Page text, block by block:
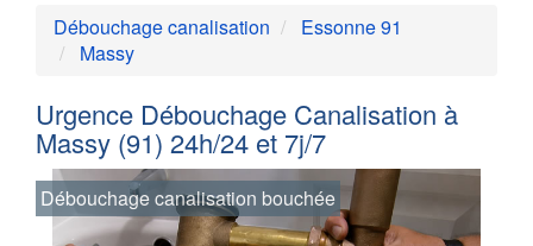
Débouchage canalisation
Essonne 91
Massy
Urgence Débouchage Canalisation à
Massy (91) 24h/24 et 7j/7
Débouchage canalisation bouchée